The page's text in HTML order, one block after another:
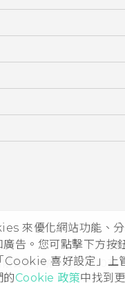
來優化網站功能、分
告。您可點擊下方按
喜好設定」上
的Cookie 政策中找到
Corporation
限公司 | 統一編號